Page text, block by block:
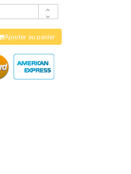
Ajouter au panier